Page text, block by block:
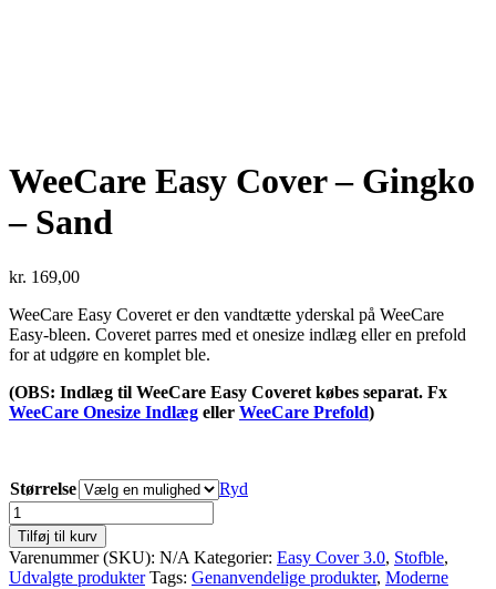
WeeCare Easy Cover – Gingko
– Sand
kr. 169,00
WeeCare Easy Coveret er den vandtætte yderskal på WeeCare
Easy-bleen. Coveret parres med et onesize indlæg eller en prefold
for at udgøre en komplet ble.
(OBS: Indlæg til WeeCare Easy Coveret købes separat. Fx
WeeCare Onesize Indlæg eller WeeCare Prefold)
Størrelse
Ryd
WeeCare
Easy
Cover
-
Tilføj til kurv
Varenummer (SKU): N/A Kategorier: Easy Cover 3.0, Stofble,
Udvalgte produkter Tags: Genanvendelige produkter, Moderne